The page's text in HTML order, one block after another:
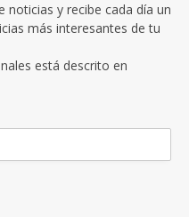
noticias y recibe cada día un
más interesantes de tu
está descrito en